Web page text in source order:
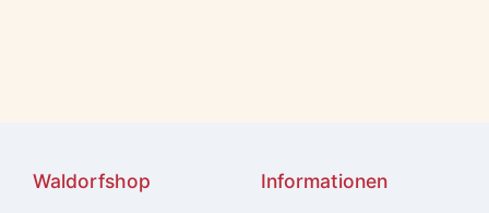
Waldorfshop Informationen